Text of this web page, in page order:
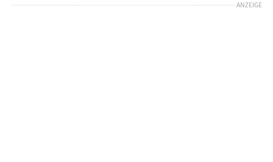
ANZEIGE